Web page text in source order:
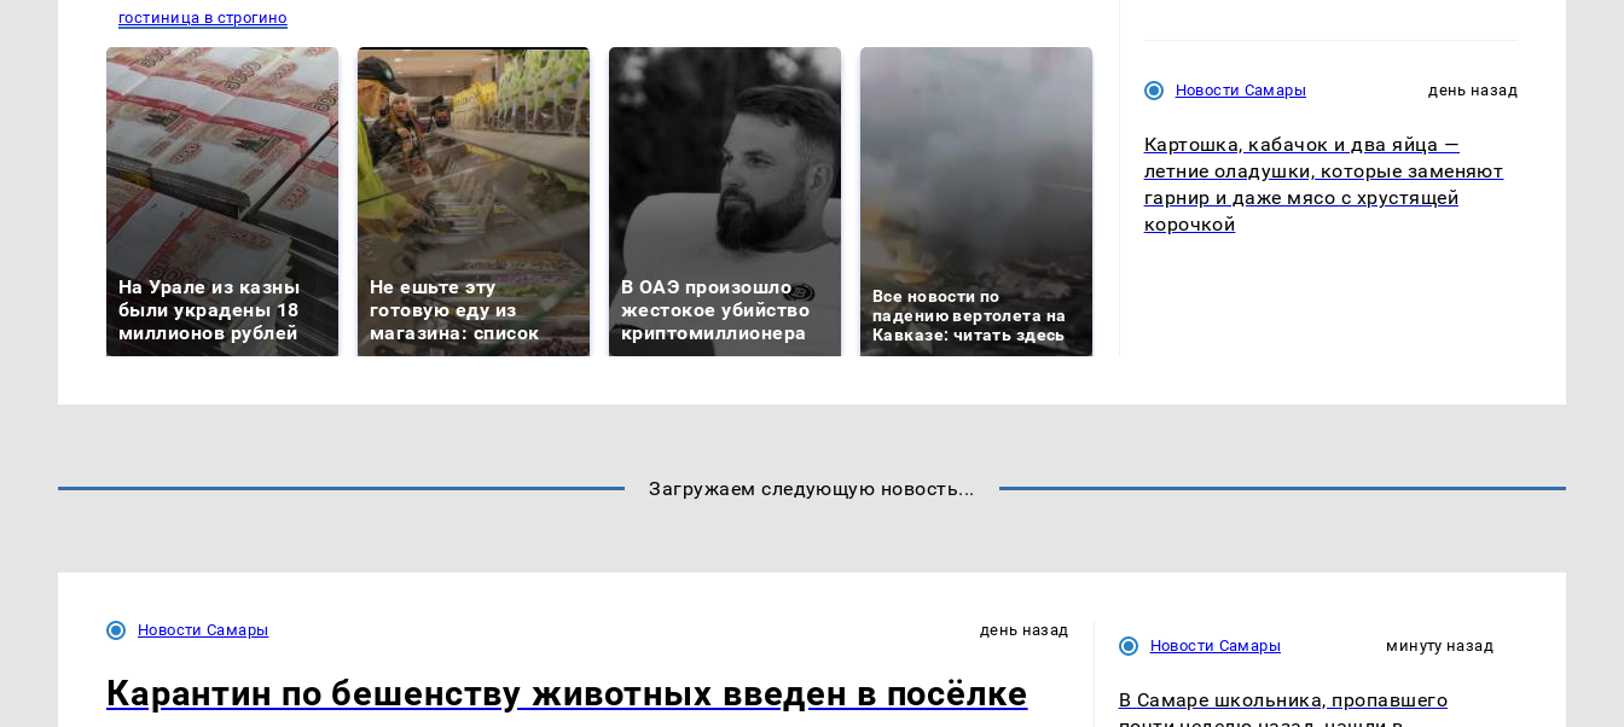
гостиница в строгино
На Урале из казны
были украдены 18
миллионов рублей
Не ешьте эту
готовую еду из
магазина: список
В ОАЭ произошло
жестокое убийство
криптомиллионера
Все новости по
падению вертолета на
Кавказе: читать здесь
Новости Самары день назад
Картошка, кабачок и два яйца —
летние оладушки, которые заменяют
гарнир и даже мясо с хрустящей
корочкой
Загружаем следующую новость...
Новости Самары день назад
Карантин по бешенству животных введен в посёлке
Новости Самары минуту назад
В Самаре школьника, пропавшего